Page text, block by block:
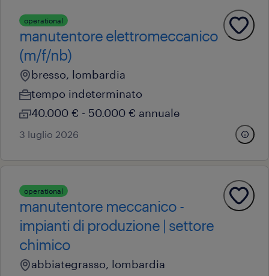
operational
manutentore elettromeccanico
(m/f/nb)
bresso, lombardia
tempo indeterminato
40.000 € - 50.000 € annuale
3 luglio 2026
operational
manutentore meccanico -
impianti di produzione | settore
chimico
abbiategrasso, lombardia